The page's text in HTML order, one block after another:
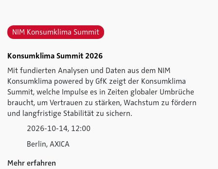
NIM Konsumklima Summit
Konsumklima Summit 2026
Mit fundierten Analysen und Daten aus dem NIM
Konsumklima powered by GfK zeigt der Konsumklima
Summit, welche Impulse es in Zeiten globaler Umbrüche
braucht, um Vertrauen zu stärken, Wachstum zu fördern
und langfristige Stabilität zu sichern.
2026-10-14, 12:00
Berlin, AXICA
Mehr erfahren